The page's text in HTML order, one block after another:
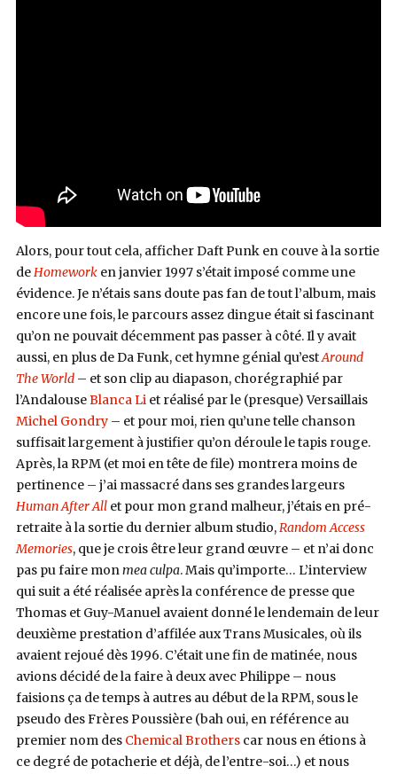
Alors, pour tout cela, afficher Daft Punk en couve à la sortie
deHomeworken janvier 1997 s’était imposé comme une
évidence. Je n’étais sans doute pas fan de tout l’album, mais
encore une fois, le parcours assez dingue était si fascinant
qu’on ne pouvait décemment pas passer à côté. Il y avait
aussi, en plus de Da Funk, cet hymne génial qu’estAround
The World– et son clip au diapason, chorégraphié par
l’AndalouseBlanca Liet réalisé par le (presque) Versaillais
Michel Gondry– et pour moi, rien qu’une telle chanson
suffisait largement à justifier qu’on déroule le tapis rouge.
Après, la RPM (et moi en tête de file) montrera moins de
pertinence – j’ai massacré dans ses grandes largeurs
Human After All et pour mon grand malheur, j’étais en pré-
retraite à la sortie du dernier album studio,Random Access
Memories, que je crois être leur grand œuvre – et n’ai donc
pas pu faire monmea culpa. Mais qu’importe… L’interview
qui suit a été réalisée après la conférence de presse que
Thomas et Guy-Manuel avaient donné le lendemain de leur
deuxième prestation d’affilée aux Trans Musicales, où ils
avaient rejoué dès 1996. C’était une fin de matinée, nous
avions décidé de la faire à deux avec Philippe – nous
faisions ça de temps à autres au début de la RPM, sous le
pseudo des Frères Poussière (bah oui, en référence au
premier nom des Chemical Brotherscar nous en étions à
ce degré de potacherie et déjà, de l’entre-soi…) et nous